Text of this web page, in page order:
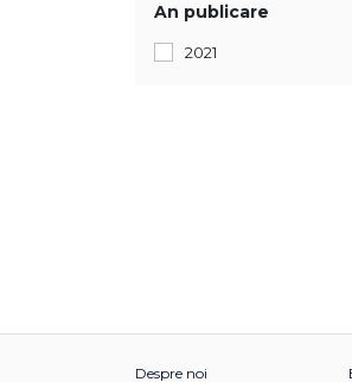
An publicare
2021
Despre noi